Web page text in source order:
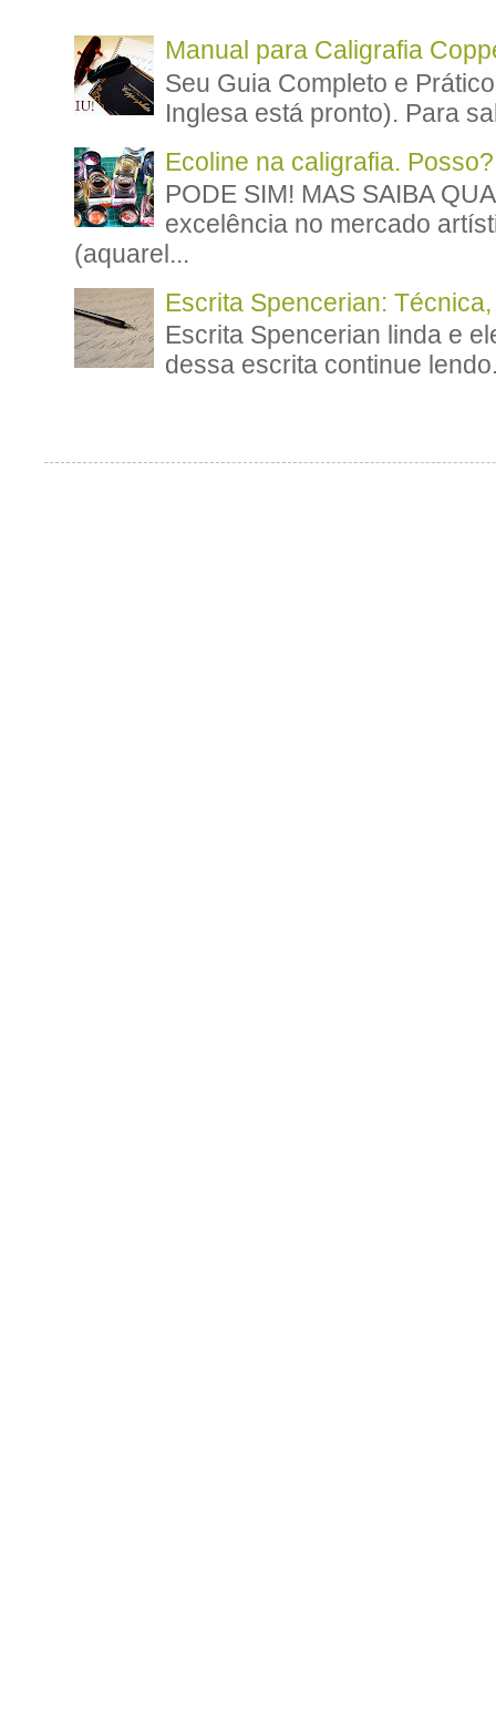
Manual para Caligrafia
Seu Guia Completo e
Inglesa está pronto). Para
Ecoline na caligrafia. Posso?
PODE SIM! MAS SAIBA
excelência no mercado
(aquarel...
Escrita Spencerian:
Escrita Spencerian linda e
dessa escrita continue